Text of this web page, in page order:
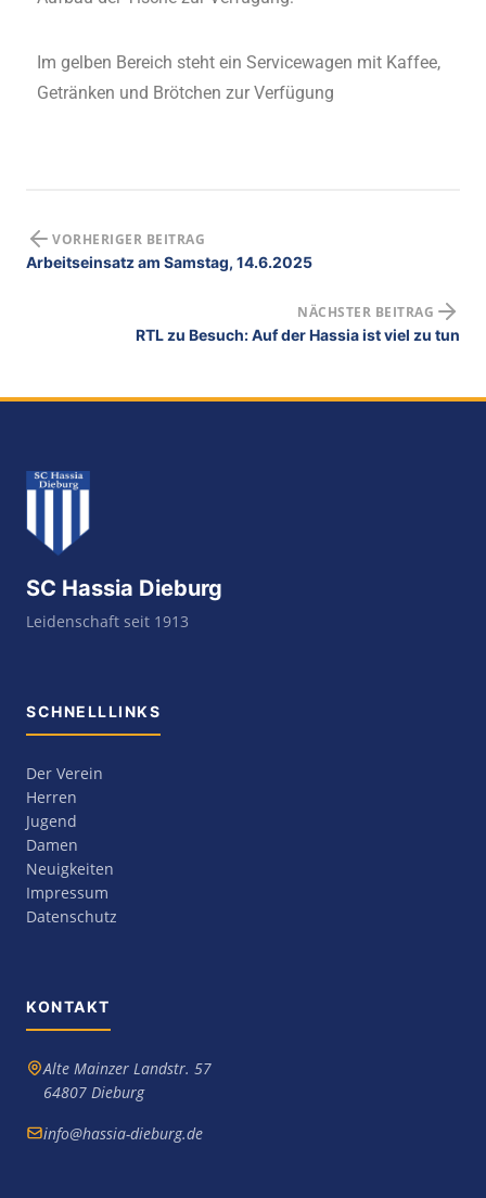
Im gelben Bereich steht ein Servicewagen mit Kaffee,
Getränken und Brötchen zur Verfügung
VORHERIGER BEITRAG
Arbeitseinsatz am Samstag, 14.6.2025
NÄCHSTER BEITRAG
RTL zu Besuch: Auf der Hassia ist viel zu tun
SC Hassia Dieburg
Leidenschaft seit 1913
SCHNELLLINKS
Der Verein
Herren
Jugend
Damen
Neuigkeiten
Impressum
Datenschutz
KONTAKT
Alte Mainzer Landstr. 57
64807 Dieburg
info@hassia-dieburg.de